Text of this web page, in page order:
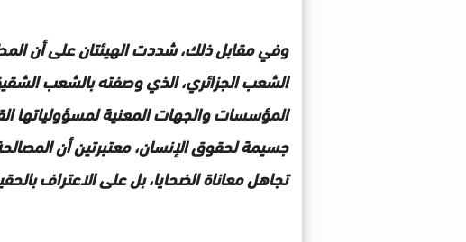
وفي مقابل ذلك، شددت الهيئتان على أن
الشعب الجزائري، الذي وصفته بالشعب
المؤسسات والجهات المعنية لمسؤولياتها
جسيمة لحقوق الإنسان، معتبرتين أن
تجاهل معاناة الضحايا، بل على الاعتراف